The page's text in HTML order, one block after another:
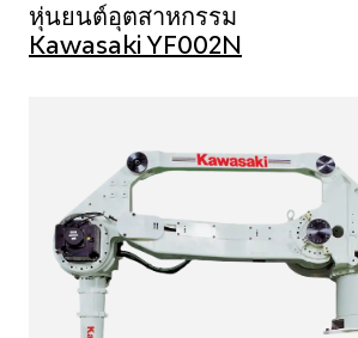
หุ่นยนต์อุตสาหกรรม
Kawasaki YF002N